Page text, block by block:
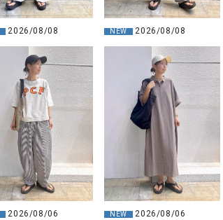
2026/08/08 NEW 2026/08/08
2026/08/06 NEW 2026/08/06